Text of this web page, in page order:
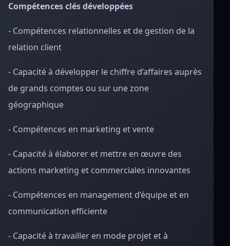
Compétences clés développées
- Compétences relationnelles et de gestion de la
relation client
- Capacité à développer le chiffre d’affaires auprès
de grands comptes ou sur une zone
géographique
- Compétences en marketing et vente
- Capacité à élaborer et mettre en œuvre des
actions marketing et commerciales innovantes
- Compétences en management d’équipe et en
communication efficiente
- Capacité à travailler en mode projet et à